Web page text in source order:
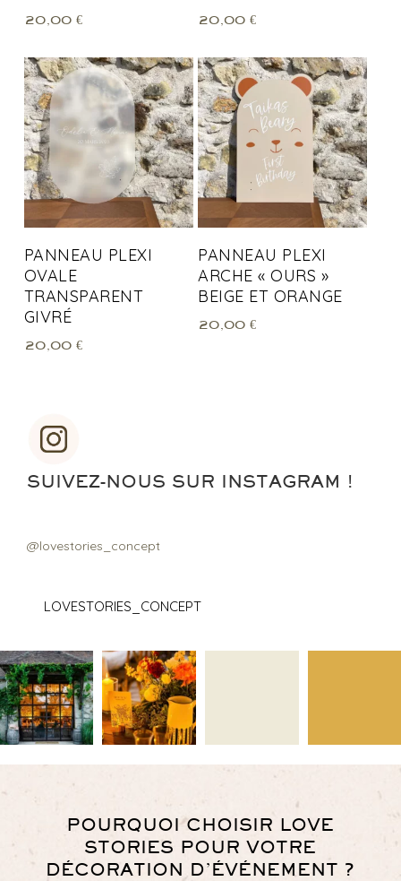
20,00 € 20,00€
PANNEAU PLEXI
OVALE
TRANSPARENT
GIVRÉ
20,00 €
PANNEAU PLEXI
ARCHE « OURS »
BEIGE ET ORANGE
20,00€
SUIVEZ-NOUS SUR INSTAGRAM !
@lovestories_concept
LOVESTORIES_CONCEPT
POURQUOI CHOISIR LOVE
STORIES POUR VOTRE
DÉCORATION D’ÉVÉNEMENT ?